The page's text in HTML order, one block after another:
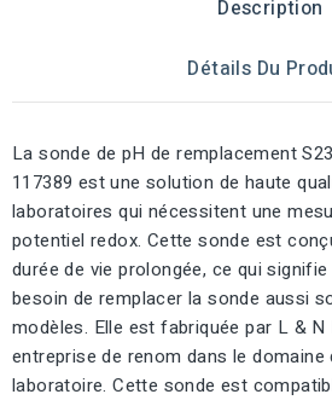
Description
Détails Du
La sonde de pH de remplacement
117389 est une solution de haute
laboratoires qui nécessitent une
potentiel redox. Cette sonde est
durée de vie prolongée, ce qui
besoin de remplacer la sonde aussi
modèles. Elle est fabriquée par L & N
entreprise de renom dans le domaine
laboratoire. Cette sonde est